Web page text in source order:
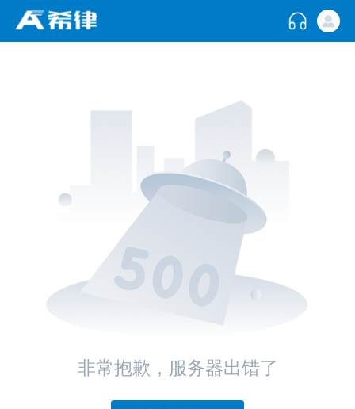
非常抱歉，服务器出错了